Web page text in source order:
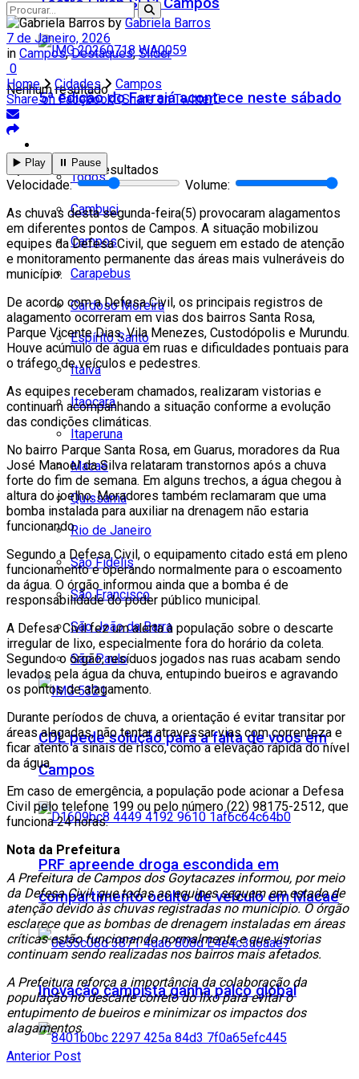
Teatro Firjan SESI Campos
5ª edição do Farraiá acontece neste sábado
Todos
Cambuci
Campos
Carapebus
Cardoso Moreira
Espírito Santo
Italva
Itaocara
Itaperuna
Macaé
Quissamã
Rio de Janeiro
São Fidélis
São Francisco
São João da Barra
São Paulo
CDL pede solução para a falta de voos em
Campos
PRF apreende droga escondida em
compartimento oculto de veículo em Macaé
Inovação campista ganha palco global
Nenhum resultado
Ver todos os resultados
by Gabriela Barros
7 de Janeiro, 2026
in Campos,Destaques,Slider
0
Home
Cidades
Campos
Share on Facebook Share on Twitter
▶️ Play ⏸️ Pause
Velocidade:
Volume:
As chuvas desta segunda-feira(5) provocaram alagamentos
em diferentes pontos de Campos. A situação mobilizou
equipes da Defesa Civil, que seguem em estado de atenção
e monitoramento permanente das áreas mais vulneráveis do
município.
De acordo com a Defesa Civil, os principais registros de
alagamento ocorreram em vias dos bairros Santa Rosa,
Parque Vicente Dias, Vila Menezes, Custodópolis e Murundu.
Houve acúmulo de água em ruas e dificuldades pontuais para
o tráfego de veículos e pedestres.
As equipes receberam chamados, realizaram vistorias e
continuam acompanhando a situação conforme a evolução
das condições climáticas.
No bairro Parque Santa Rosa, em Guarus, moradores da Rua
José Manoel da Silva relataram transtornos após a chuva
forte do fim de semana. Em alguns trechos, a água chegou à
altura do joelho. Moradores também reclamaram que uma
bomba instalada para auxiliar na drenagem não estaria
funcionando.
Segundo a Defesa Civil, o equipamento citado está em pleno
funcionamento e operando normalmente para o escoamento
da água. O órgão informou ainda que a bomba é de
responsabilidade do poder público municipal.
A Defesa Civil fez um alerta à população sobre o descarte
irregular de lixo, especialmente fora do horário da coleta.
Segundo o órgão, resíduos jogados nas ruas acabam sendo
levados pela água da chuva, entupindo bueiros e agravando
os pontos de alagamento.
Durante períodos de chuva, a orientação é evitar transitar por
áreas alagadas, não tentar atravessar vias com correnteza e
ficar atento a sinais de risco, como a elevação rápida do nível
da água.
Em caso de emergência, a população pode acionar a Defesa
Civil pelo telefone 199 ou pelo número (22) 98175-2512, que
funciona 24 horas.
Nota da Prefeitura
A Prefeitura de Campos dos Goytacazes informou, por meio
da Defesa Civil, que todas as equipes seguem em estado de
atenção devido às chuvas registradas no município. O órgão
esclarece que as bombas de drenagem instaladas em áreas
críticas estão funcionando normalmente e que vistorias
continuam sendo realizadas nos bairros mais afetados.
A Prefeitura reforça a importância da colaboração da
população no descarte correto do lixo para evitar o
entupimento de bueiros e minimizar os impactos dos
alagamentos.
Anterior Post